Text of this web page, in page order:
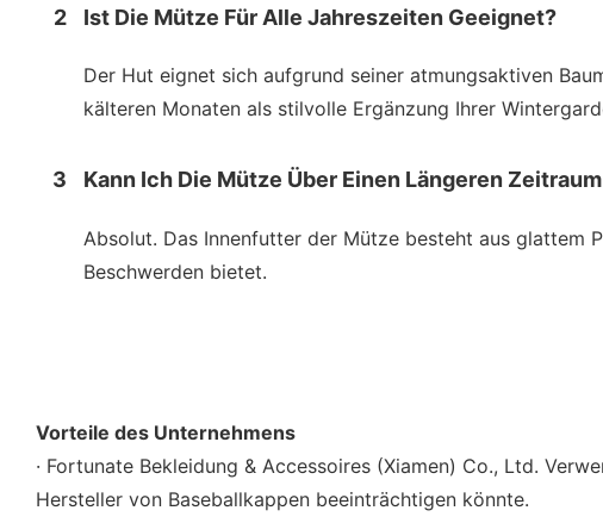
2 Ist Die Mütze Für Alle Jahreszeiten Geeignet?
Der Hut eignet sich aufgrund seiner atmungsaktiven
kälteren Monaten als stilvolle Ergänzung Ihrer
3 Kann Ich Die Mütze Über Einen Längeren
Absolut. Das Innenfutter der Mütze besteht aus glattem
Beschwerden bietet.
Vorteile des Unternehmens
· Fortunate Bekleidung & Accessoires (Xiamen) Co., Ltd.
Hersteller von Baseballkappen beeinträchtigen könnte.